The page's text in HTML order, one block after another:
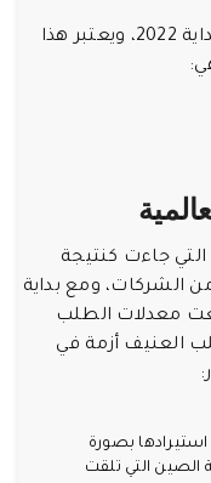
يشهد مؤشر داو جونز تراجعًا قويًا منذ بداية 2022، ويعتبر هذا
جاءت كنتيجة
الشركات، ومع بداية
معدلات الطلب
العنيف أزمة في
استيرادها بصورة
الصين التي تلقت